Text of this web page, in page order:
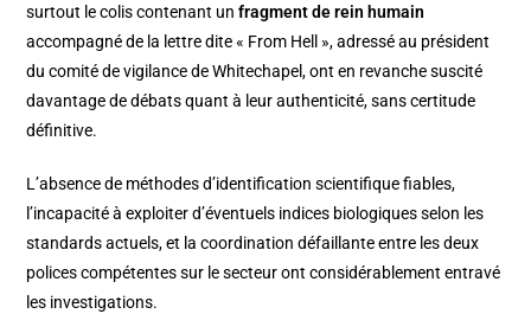
surtout le colis contenant unfragment de rein humain
accompagné de la lettre dite « From Hell », adressé au président
du comité de vigilance de Whitechapel, ont en revanche suscité
davantage de débats quant à leur authenticité, sans certitude
définitive.
L’absence de méthodes d’identification scientifique fiables,
l’incapacité à exploiter d’éventuels indices biologiques selon les
standards actuels, et la coordination défaillante entre les deux
polices compétentes sur le secteur ont considérablement entravé
les investigations.